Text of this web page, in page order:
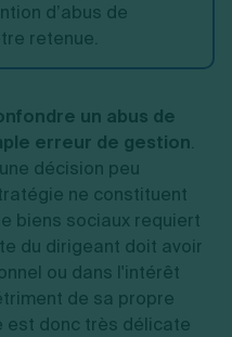
d’abus de
retenue.
un abus de
erreur de gestion.
décision peu
ne constituent
biens sociaux requiert
du dirigeant doit avoir
ou dans l'intérêt
de sa propre
est donc très délicate